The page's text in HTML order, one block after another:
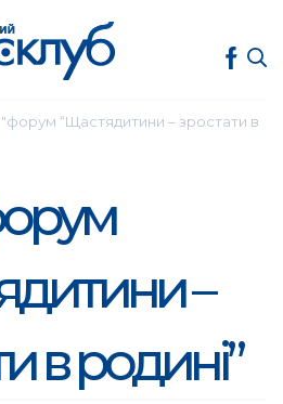
“Щастядитини – зростати в
–
в родині”